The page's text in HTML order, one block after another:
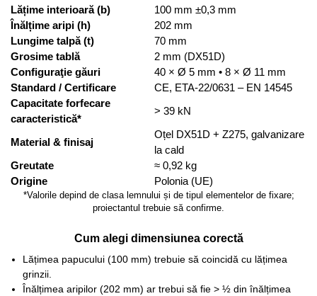
Lățime interioară (b)
100 mm ±0,3 mm
Înălțime aripi (h)
202 mm
Lungime talpă (t)
70 mm
Grosime tablă
2 mm (DX51D)
Configuraţie găuri
40 × Ø 5 mm • 8 × Ø 11 mm
Standard / Certificare
CE, ETA-22/0631 – EN 14545
Capacitate forfecare
caracteristică*
> 39 kN
Material & finisaj
Oțel DX51D + Z275, galvanizare
la cald
Greutate
≈ 0,92 kg
Origine
Polonia (UE)
*Valorile depind de clasa lemnului și de tipul elementelor de fixare;
proiectantul trebuie să confirme.
Cum alegi dimensiunea corectă
Lățimea papucului (100 mm) trebuie să coincidă cu lățimea
grinzii.
Înălțimea aripilor (202 mm) ar trebui să fie > ½ din înălțimea